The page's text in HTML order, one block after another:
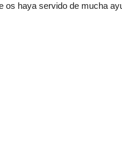
os haya servido de mucha